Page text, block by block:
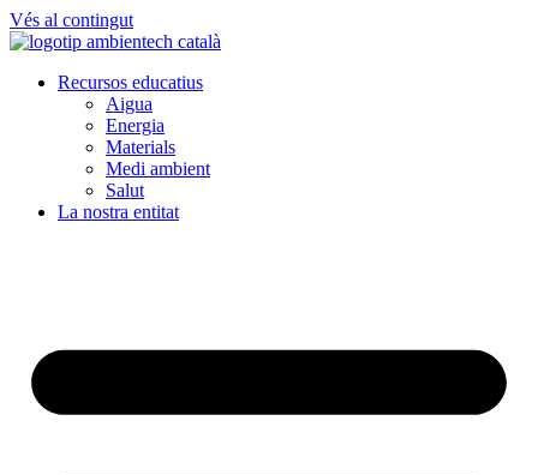
Vés al contingut
Recursos educatius
Aigua
Energia
Materials
Medi ambient
Salut
La nostra entitat